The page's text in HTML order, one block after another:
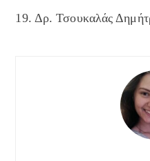
19. Δρ. Τσουκαλάς